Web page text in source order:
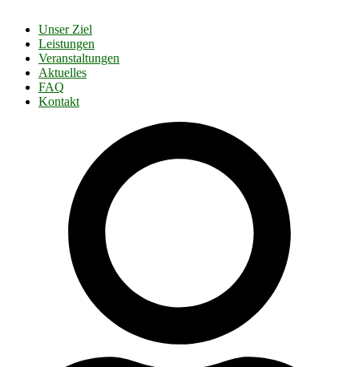
Unser Ziel
Leistungen
Veranstaltungen
Aktuelles
FAQ
Kontakt